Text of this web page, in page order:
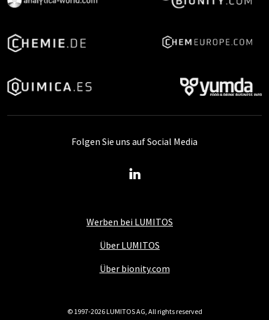
Werben bei LUMITOS
Über LUMITOS
Über bionity.com
Folgen Sie uns auf Social Media
© 1997-2026 LUMITOS AG, All rights reserved